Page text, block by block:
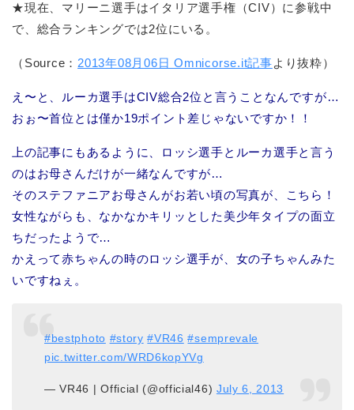
★現在、マリーニ選手はイタリア選手権（CIV）に参戦中
で、総合ランキングでは2位にいる。
（Source： 2013年08月06日 Omnicorse.it記事より抜粋）
え〜と、ルーカ選手はCIV総合2位と言うことなんですが…
おぉ〜首位とは僅か19ポイント差じゃないですか！！
上の記事にもあるように、ロッシ選手とルーカ選手と言う
のはお母さんだけが一緒なんですが…
そのステファニアお母さんがお若い頃の写真が、こちら！
女性ながらも、なかなかキリッとした美少年タイプの面立
ちだったようで…
かえって赤ちゃんの時のロッシ選手が、女の子ちゃんみた
いですねぇ。
#bestphoto #story #VR46 #semprevale
pic.twitter.com/WRD6kopYVg
— VR46 | Official (@official46) July 6, 2013